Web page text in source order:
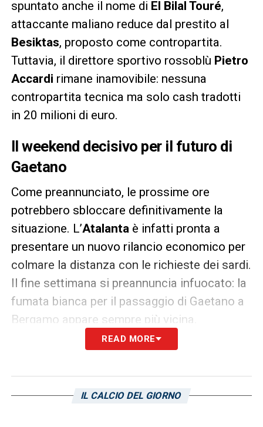
spuntato anche il nome di El Bilal Touré,
attaccante maliano reduce dal prestito al
Besiktas, proposto come contropartita.
Tuttavia, il direttore sportivo rossoblù Pietro
Accardi rimane inamovibile: nessuna
contropartita tecnica ma solo cash tradotti
in 20 milioni di euro.
Il weekend decisivo per il futuro di
Gaetano
Come preannunciato, le prossime ore
potrebbero sbloccare definitivamente la
situazione. L’Atalantaè infatti pronta a
presentare un nuovo rilancio economico per
colmare la distanza con le richieste dei sardi.
Il fine settimana si preannuncia infuocato: la
fumata bianca per il passaggio di Gaetano a
Bergamo appare sempre più vicina.
READ MORE
IL CALCIO DEL GIORNO